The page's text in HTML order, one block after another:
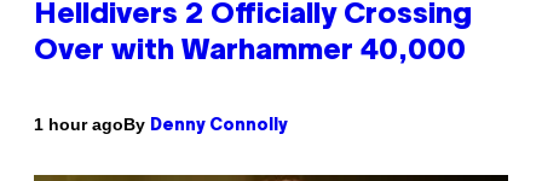
Helldivers 2 Officially Crossing
Over with Warhammer 40,000
1 hour agoBy Denny Connolly